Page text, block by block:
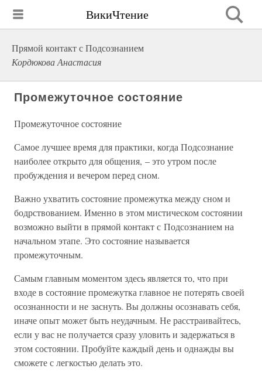
ВикиЧтение
Прямой контакт с Подсознанием
Кордюкова Анастасия
Промежуточное состояние
Промежуточное состояние
Самое лучшее время для практики, когда Подсознание
наиболее открыто для общения, – это утром после
пробуждения и вечером перед сном.
Важно ухватить состояние промежутка между сном и
бодрствованием. Именно в этом мистическом состоянии
возможно выйти в прямой контакт с Подсознанием на
начальном этапе. Это состояние называется
промежуточным.
Самым главным моментом здесь является то, что при
входе в состояние промежутка главное не потерять своей
осознанности и не заснуть. Вы должны осознавать себя,
иначе опыт может быть неудачным. Не расстраивайтесь,
если у вас не получается сразу уловить и задержаться в
этом состоянии. Пробуйте каждый день и однажды вы
сможете с легкостью делать это.